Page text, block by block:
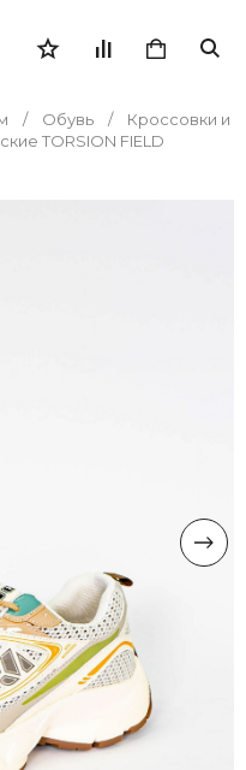
Обувь
Кроссовки и
TORSION FIELD